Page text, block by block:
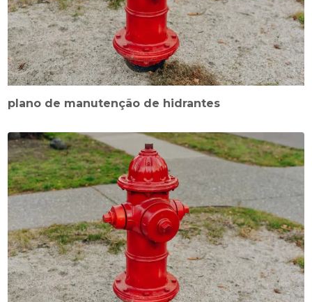
plano de manutenção de hidrantes